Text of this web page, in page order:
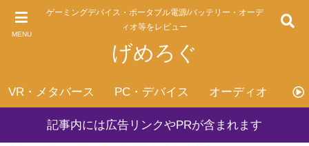
MENU
ゲーミングデバイス・ポータブル電源/バッテリー・オーデ
ィオ等をレビュー
げめろぐ
VR・メタバース PC・デバイス オーディオ げ
記事内には広告リンクやPRが含まれます